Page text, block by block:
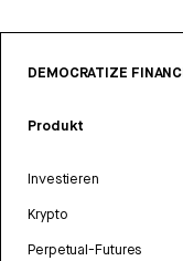
DEMOCRATIZE
Produkt
Investieren
Krypto
Perpetual-Futures